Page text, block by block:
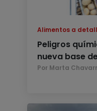
Alimentos a
Peligros
nueva base
Por Marta